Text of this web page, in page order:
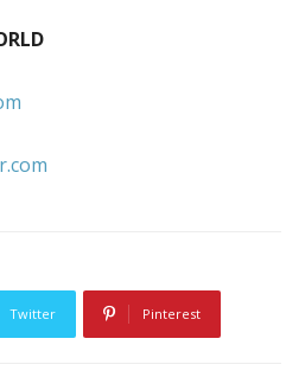
Twitter Pinterest